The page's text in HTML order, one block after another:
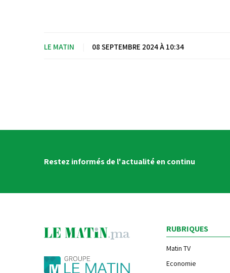
LE MATIN 08 SEPTEMBRE 2024 À 10:34
Restez informés de l'actualité en continu
RUBRIQUES
Matin TV
Economie